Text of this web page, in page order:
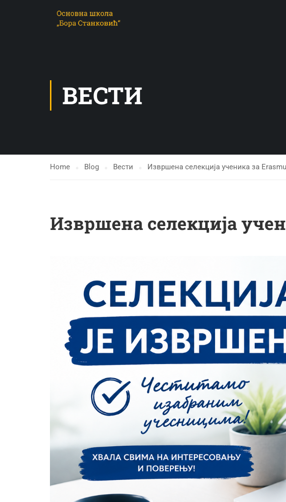
ВЕСТИ
Home Blog Вести Извршена селекција ученика за
Извршена селекција